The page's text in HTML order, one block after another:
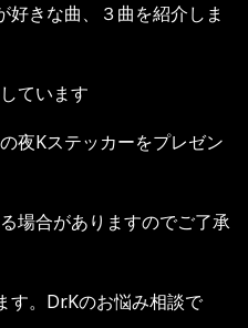
好きな曲、３曲を紹介しま
ています
夜Kステッカーをプレゼン
場合がありますのでご了承
す。Dr.Kのお悩み相談で